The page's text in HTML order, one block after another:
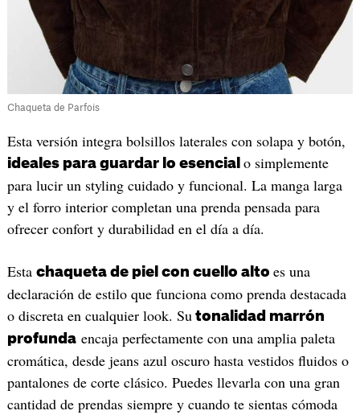
Chaqueta de Parfois
Esta versión integra bolsillos laterales con solapa y botón,
ideales para guardar lo esencial o simplemente
para lucir un styling cuidado y funcional. La manga larga
y el forro interior completan una prenda pensada para
ofrecer confort y durabilidad en el día a día.
Esta chaqueta de piel con cuello alto es una
declaración de estilo que funciona como prenda destacada
o discreta en cualquier look. Su tonalidad marrón
profundaencaja perfectamente con una amplia paleta
cromática, desde jeans azul oscuro hasta vestidos fluidos o
pantalones de corte clásico. Puedes llevarla con una gran
cantidad de prendas siempre y cuando te sientas cómoda